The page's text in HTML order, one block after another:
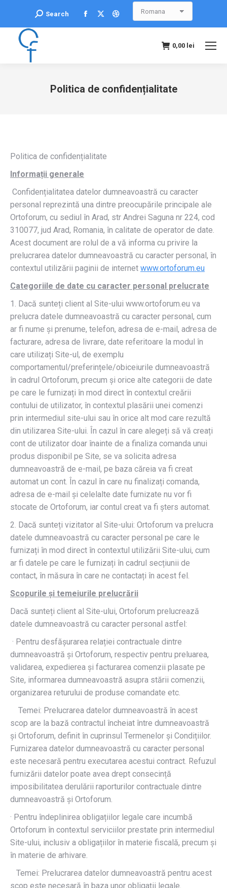
Search:
Search
Facebook
pagepage
Dribbble
page
0,00 lei
Politica de confidențialitate
Politica de confidențialitate
Informații generale
Confidențialitatea datelor dumneavoastră cu caracter
personal reprezintă una dintre preocupările principale ale
Ortoforum, cu sediul în Arad, str Andrei Saguna nr 224, cod
310077, jud Arad, Romania, în calitate de operator de date.
Acest document are rolul de a vă informa cu privire la
prelucrarea datelor dumneavoastră cu caracter personal, în
contextul utilizării paginii de internet www.ortoforum.eu
Categoriile de date cu caracter personal prelucrate
1. Dacă sunteți client al Site-ului www.ortoforum.eu va
prelucra datele dumneavoastră cu caracter personal, cum
ar fi nume și prenume, telefon, adresa de e-mail, adresa de
facturare, adresa de livrare, date referitoare la modul în
care utilizați Site-ul, de exemplu
comportamentul/preferințele/obiceiurile dumneavoastră
în cadrul Ortoforum, precum și orice alte categorii de date
pe care le furnizați în mod direct în contextul creării
contului de utilizator, în contextul plasării unei comenzi
prin intermediul site-ului sau în orice alt mod care rezultă
din utilizarea Site-ului. În cazul în care alegeți să vă creați
cont de utilizator doar înainte de a finaliza comanda unui
produs disponibil pe Site, se va solicita adresa
dumneavoastră de e-mail, pe baza căreia va fi creat
automat un cont. În cazul în care nu finalizați comanda,
adresa de e-mail și celelalte date furnizate nu vor fi
stocate de Ortoforum, iar contul creat va fi șters automat.
2. Dacă sunteți vizitator al Site-ului: Ortoforum va prelucra
datele dumneavoastră cu caracter personal pe care le
furnizați în mod direct în contextul utilizării Site-ului, cum
ar fi datele pe care le furnizați în cadrul secțiunii de
contact, în măsura în care ne contactați în acest fel.
Scopurile și temeiurile prelucrării
Dacă sunteți client al Site-ului, Ortoforum prelucrează
datele dumneavoastră cu caracter personal astfel:
· Pentru desfășurarea relației contractuale dintre
dumneavoastră și Ortoforum, respectiv pentru preluarea,
validarea, expedierea și facturarea comenzii plasate pe
Site, informarea dumneavoastră asupra stării comenzii,
organizarea returului de produse comandate etc.
Temei: Prelucrarea datelor dumneavoastră în acest
scop are la bază contractul încheiat între dumneavoastră
și Ortoforum, definit în cuprinsul Termenelor și Condițiilor.
Furnizarea datelor dumneavoastră cu caracter personal
este necesară pentru executarea acestui contract. Refuzul
furnizării datelor poate avea drept consecință
imposibilitatea derulării raporturilor contractuale dintre
dumneavoastră și Ortoforum.
· Pentru îndeplinirea obligațiilor legale care incumbă
Ortoforum în contextul serviciilor prestate prin intermediul
Site-ului, inclusiv a obligațiilor în materie fiscală, precum și
în materie de arhivare.
Temei: Prelucrarea datelor dumneavoastră pentru acest
scop este necesară în baza unor obligații legale.